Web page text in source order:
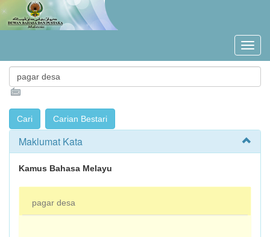
Maklumat Kata
Kamus Bahasa Melayu
pagar desa